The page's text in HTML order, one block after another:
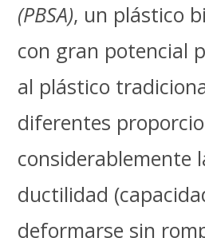
(PBSA), un plástico
con gran potencial
al plástico
diferentes
considerablemente
ductilidad
deformarse sin